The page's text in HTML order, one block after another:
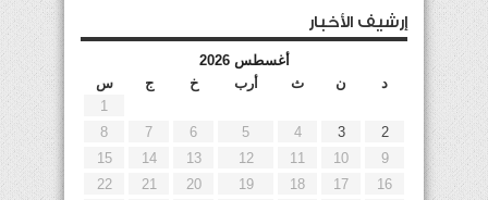
إرشيف الأخبار
أغسطس 2026
د
ن ث أرب خ ج
س
1
2
3
4
5
6
7
8
9
10
11
12
13
14
15
16
17
18
19
20
21
22